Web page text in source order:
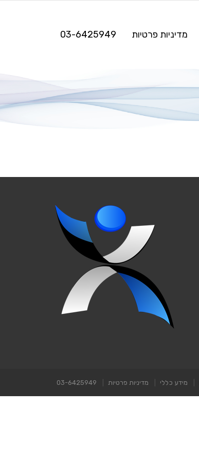
מדיניות פרטיות 03-6425949
מידע כללי מדיניות פרטיות 03-6425949